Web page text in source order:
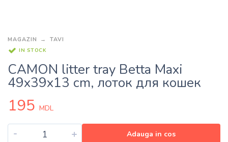
MAGAZIN TAVI
IN STOCK
CAMON litter tray Betta Maxi
49x39x13 cm, лоток для кошек
195 MDL
- + Adauga in cos